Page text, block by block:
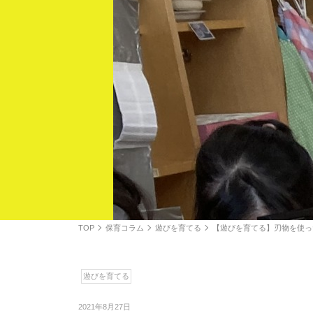
TOP 保育コラム 遊びを育てる 【遊びを育てる】刃物を使
遊びを育てる
2021年8月27日